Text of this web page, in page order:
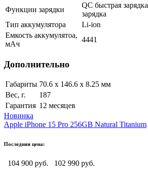
Функции зарядки
QC быстрая
зарядка
Тип аккумулятора
Li-ion
Емкость аккумулятоа,
мАч
4441
Дополнительно
Габариты 70.6 х 146.6 х 8.25 мм
Вес, г.
187
Гарантия 12 месяцев
Новинка
Apple iPhone 15 Pro 256GB Natural Titanium
Последняя цена:
104 900 руб.
102 990 руб.